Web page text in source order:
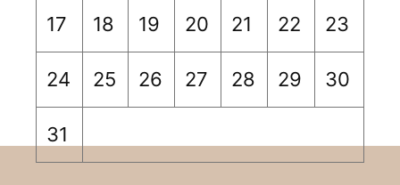
17 18 19 20 21 22 23
24 25 26 27 28 29 30
31